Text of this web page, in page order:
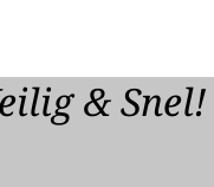
& Snel!